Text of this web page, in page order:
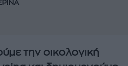
την οικολογική